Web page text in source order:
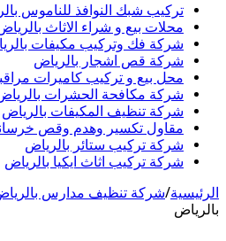
تركيب شبك النوافذ للناموس
محلات بيع و شراء الاثاث
شركة فك وتركيب مكيفات
شركة قص اشجار بالرياض
محل بيع و تركيب كاميرات
شركة مكافحة الحشرات
شركة تنظيف المكيفات بالرياض
مقاول تكسير وهدم وقص
شركة تركيب ستائر بالرياض
شركة تركيب اثاث ايكيا بالرياض
الرئيسية/شركة تنظيف مدارس
بالرياض